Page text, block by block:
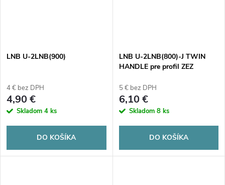
LNB U-2LNB(900)
4 € bez DPH
4,90 €
Skladom 4 ks
DO KOŠÍKA
LNB U-2LNB(800)-J TWIN
HANDLE pre profil ZEZ
5 € bez DPH
6,10 €
Skladom 8 ks
DO KOŠÍKA